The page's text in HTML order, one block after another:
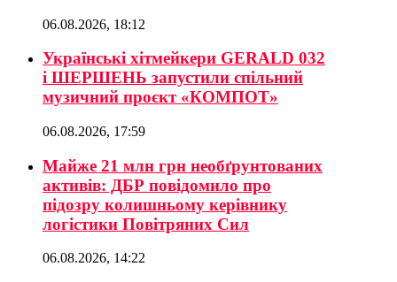
06.08.2026, 18:12
Українські хітмейкери GERALD 032
і ШЕРШЕНЬ запустили спільний
музичний проєкт «КОМПОТ»
06.08.2026, 17:59
Майже 21 млн грн необґрунтованих
активів: ДБР повідомило про
підозру колишньому керівнику
логістики Повітряних Сил
06.08.2026, 14:22